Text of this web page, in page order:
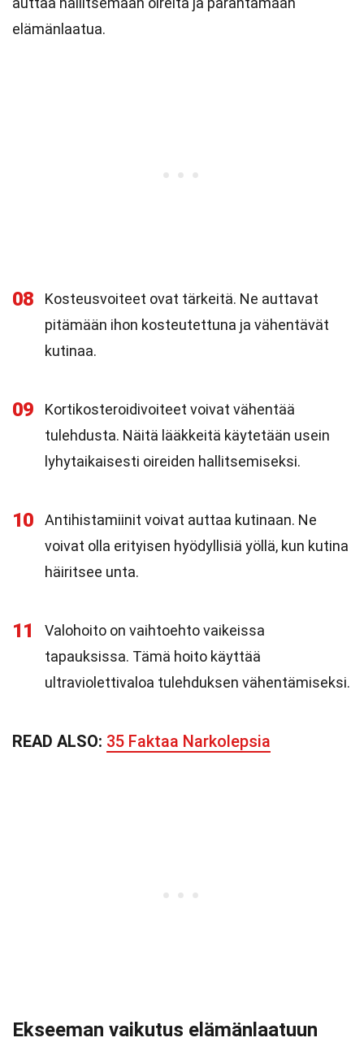
elämänlaatua.
08
Kosteusvoiteet ovat tärkeitä. Ne auttavat
pitämään ihon kosteutettuna ja vähentävät
kutinaa.
09
Kortikosteroidivoiteet voivat vähentää
tulehdusta. Näitä lääkkeitä käytetään usein
lyhytaikaisesti oireiden hallitsemiseksi.
10
Antihistamiinit voivat auttaa kutinaan. Ne
voivat olla erityisen hyödyllisiä yöllä, kun kutina
häiritsee unta.
11
Valohoito on vaihtoehto vaikeissa
tapauksissa. Tämä hoito käyttää
ultraviolettivaloa tulehduksen vähentämiseksi.
READ ALSO: 35 Faktaa Narkolepsia
Ekseeman vaikutus elämänlaatuun